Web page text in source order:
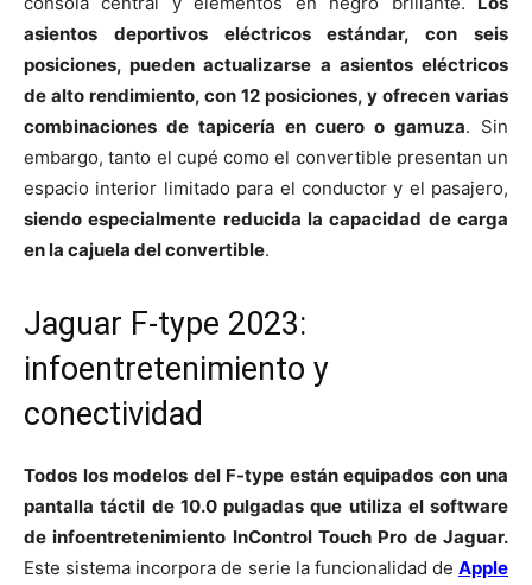
asientos deportivos eléctricos estándar, con seis
posiciones, pueden actualizarse a asientos eléctricos
de alto rendimiento, con 12 posiciones, y ofrecen varias
combinaciones de tapicería en cuero o gamuza. Sin
embargo, tanto el cupé como el convertible presentan un
espacio interior limitado para el conductor y el pasajero,
siendo especialmente reducida la capacidad de carga
en la cajuela del convertible.
Jaguar F-type 2023:
infoentretenimiento y
conectividad
Todos los modelos del F-type están equipados con una
pantalla táctil de 10.0 pulgadas que utiliza el software
de infoentretenimiento InControl Touch Pro de Jaguar.
Este sistema incorpora de serie la funcionalidad de Apple